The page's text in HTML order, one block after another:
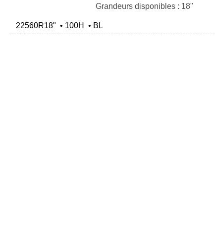
Grandeurs disponibles : 18"
22560R18" • 100H • BL